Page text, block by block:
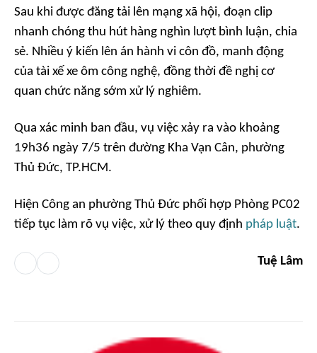
Sau khi được đăng tải lên mạng xã hội, đoạn clip
nhanh chóng thu hút hàng nghìn lượt bình luận, chia
sẻ. Nhiều ý kiến lên án hành vi côn đồ, manh động
của tài xế xe ôm công nghệ, đồng thời đề nghị cơ
quan chức năng sớm xử lý nghiêm.
Qua xác minh ban đầu, vụ việc xảy ra vào khoảng
19h36 ngày 7/5 trên đường Kha Vạn Cân, phường
Thủ Đức, TP.HCM.
Hiện Công an phường Thủ Đức phối hợp Phòng PC02
tiếp tục làm rõ vụ việc, xử lý theo quy định pháp luật.
Tuệ Lâm